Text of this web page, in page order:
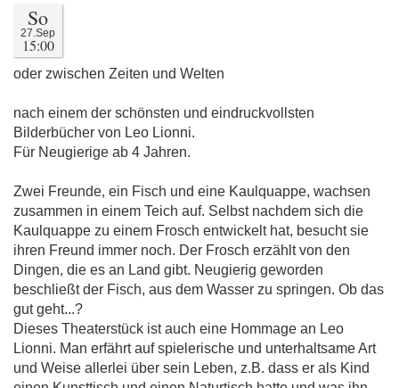
So
27.Sep
15:00
oder zwischen Zeiten und Welten
nach einem der schönsten und eindruckvollsten
Bilderbücher von Leo Lionni.
Für Neugierige ab 4 Jahren.
Zwei Freunde, ein Fisch und eine Kaulquappe, wachsen
zusammen in einem Teich auf. Selbst nachdem sich die
Kaulquappe zu einem Frosch entwickelt hat, besucht sie
ihren Freund immer noch. Der Frosch erzählt von den
Dingen, die es an Land gibt. Neugierig geworden
beschließt der Fisch, aus dem Wasser zu springen. Ob das
gut geht...?
Dieses Theaterstück ist auch eine Hommage an Leo
Lionni. Man erfährt auf spielerische und unterhaltsame Art
und Weise allerlei über sein Leben, z.B. dass er als Kind